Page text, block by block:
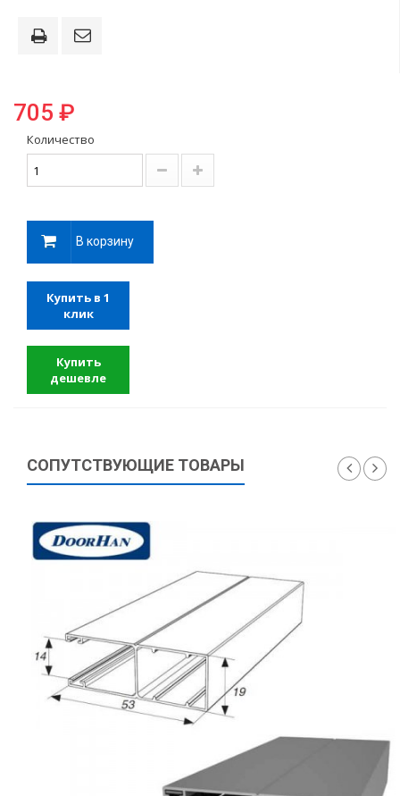
705 ₽
Количество
В корзину
Купить в 1
клик
Купить
дешевле
СОПУТСТВУЮЩИЕ ТОВАРЫ